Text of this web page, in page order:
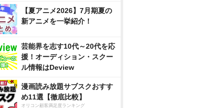
【夏アニメ2026】7月期夏の
新アニメを一挙紹介！
芸能界を志す10代～20代を応
援！オーディション・スクー
ル情報はDeview
漫画読み放題サブスクおすす
め11選【徹底比較】
オリコン顧客満足度ランキング